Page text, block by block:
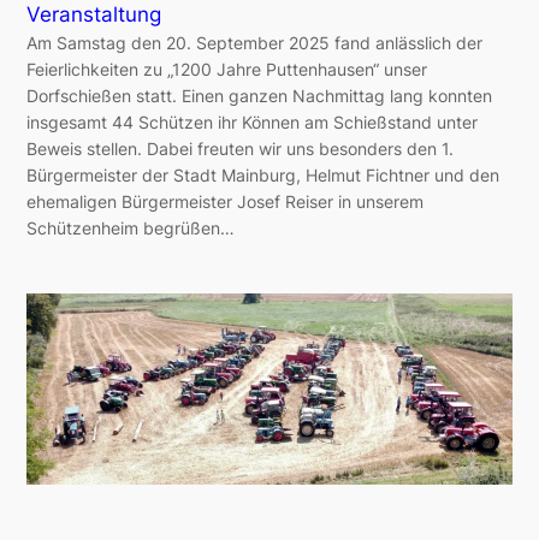
Veranstaltung
Am Samstag den 20. September 2025 fand anlässlich der
Feierlichkeiten zu „1200 Jahre Puttenhausen“ unser
Dorfschießen statt. Einen ganzen Nachmittag lang konnten
insgesamt 44 Schützen ihr Können am Schießstand unter
Beweis stellen. Dabei freuten wir uns besonders den 1.
Bürgermeister der Stadt Mainburg, Helmut Fichtner und den
ehemaligen Bürgermeister Josef Reiser in unserem
Schützenheim begrüßen…